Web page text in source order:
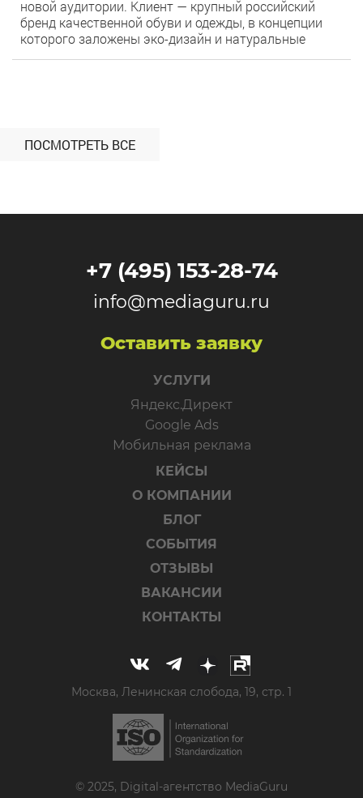
новой аудитории. Клиент — крупный российский
бренд качественной обуви и одежды, в концепции
которого заложены эко-дизайн и натуральные
ПОСМОТРЕТЬ ВСЕ
+7 (495) 153-28-74
info@mediaguru.ru
Оставить заявку
УСЛУГИ
Яндекс.Директ
Google Ads
Мобильная реклама
КЕЙСЫ
О КОМПАНИИ
БЛОГ
СОБЫТИЯ
ОТЗЫВЫ
ВАКАНСИИ
КОНТАКТЫ
Москва, Ленинская слобода, 19, стр. 1
© 2025, Digital-агентство MediaGuru